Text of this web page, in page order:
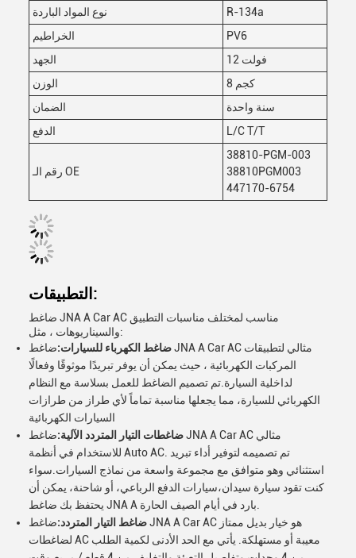
نوع المواد الباردة
R-134a
الخراطيم
PV6
الجهد
12 فولت
الوزن
8 كجم
الضمان
سنة واحدة
الدفع
L/C T/T
رقم الـ OE
38810-PGM-003
38810PGM003
447170-6754
التطبيقات:
ضاغط JNA A Car AC مناسب لمختلف مناسبات التطبيق
والسيناريوهات ، مثل:
ضاغط الكهرباء للسيارات:ضاغط JNA A Car AC مثالي لتطبيقات
المركبات الكهربائية ، حيث يمكن أن يوفر تبريدًا موثوقًا وفعالًا
لداخلية السيارة.تم تصميم الضاغط للعمل بسلاسة مع النظام
الكهربائي للسيارة، مما يجعلها مناسبة تماماً لأي طراز من طرازات
السيارات الكهربائية
ضاغطات التيار المتردد الآلية:ضاغط JNA A Car AC مثالي
للاستخدام في أنظمة Auto AC. تم تصميمه لتوفير أداء تبريد
استثنائي وهو متوافق مع مجموعة واسعة من نماذج السيارات.سواء
كنت تقود سيارة سيدان،سيارات الدفع الرباعي، أو شاحنة، يمكن أن
ضاغط التيار المتردد:ضاغط JNA A Car AC هو خيار بديل ممتاز
لضاغطات AC معيبة أو مستهلكة. يأتي مع الحد الأدنى لكمية الطلب